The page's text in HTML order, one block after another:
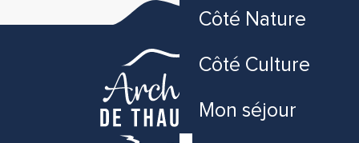
Côté Nature
Côté Culture
Mon séjour